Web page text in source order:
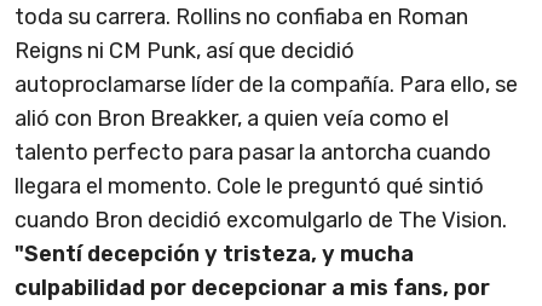
toda su carrera. Rollins no confiaba en Roman
Reigns ni CM Punk, así que decidió
autoproclamarse líder de la compañía. Para ello, se
alió con Bron Breakker, a quien veía como el
talento perfecto para pasar la antorcha cuando
llegara el momento. Cole le preguntó qué sintió
cuando Bron decidió excomulgarlo de The Vision.
"Sentí decepción y tristeza, y mucha
culpabilidad por decepcionar a mis fans, por